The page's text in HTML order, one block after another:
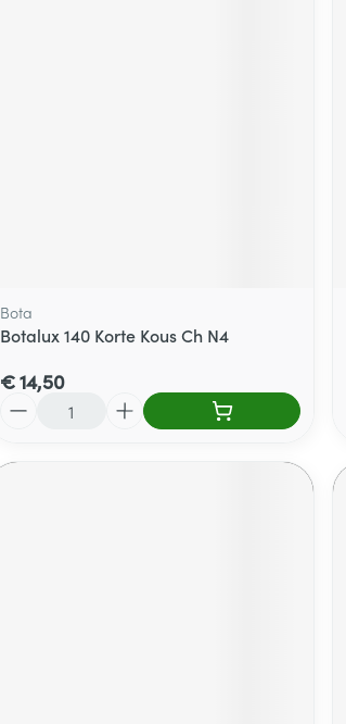
Bota
Botalux 140 Korte Kous Ch N4
€ 14,50